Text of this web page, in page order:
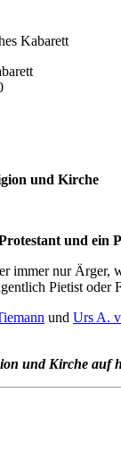
Kabarett
und Kirche
und ein
immer nur Ärger,
Pietist oder
und Urs A.
und Kirche auf